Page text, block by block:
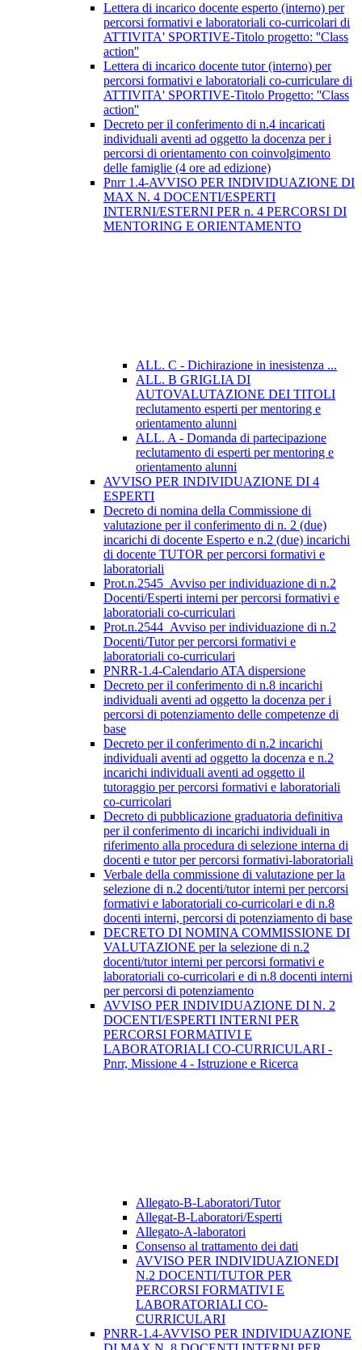
Lettera di incarico docente esperto (interno) per
percorsi formativi e laboratoriali co-curricolari di
ATTIVITA' SPORTIVE-Titolo progetto: ''Class
action''
Lettera di incarico docente tutor (interno) per
percorsi formativi e laboratoriali co-curriculare di
ATTIVITA' SPORTIVE-Titolo Progetto: ''Class
action''
Decreto per il conferimento di n.4 incaricati
individuali aventi ad oggetto la docenza per i
percorsi di orientamento con coinvolgimento
delle famiglie (4 ore ad edizione)
Pnrr 1.4-AVVISO PER INDIVIDUAZIONE DI
MAX N. 4 DOCENTI/ESPERTI
INTERNI/ESTERNI PER n. 4 PERCORSI DI
MENTORING E ORIENTAMENTO
ALL. C - Dichirazione in inesistenza ...
ALL. B GRIGLIA DI
AUTOVALUTAZIONE DEI TITOLI
reclutamento esperti per mentoring e
orientamento alunni
ALL. A - Domanda di partecipazione
reclutamento di esperti per mentoring e
orientamento alunni
AVVISO PER INDIVIDUAZIONE DI 4
ESPERTI
Decreto di nomina della Commissione di
valutazione per il conferimento di n. 2 (due)
incarichi di docente Esperto e n.2 (due) incarichi
di docente TUTOR per percorsi formativi e
laboratoriali
Prot.n.2545_Avviso per individuazione di n.2
Docenti/Esperti interni per percorsi formativi e
laboratoriali co-curriculari
Prot.n.2544_Avviso per individuazione di n.2
Docenti/Tutor per percorsi formativi e
laboratoriali co-curriculari
PNRR-1.4-Calendario ATA dispersione
Decreto per il conferimento di n.8 incarichi
individuali aventi ad oggetto la docenza per i
percorsi di potenziamento delle competenze di
base
Decreto per il conferimento di n.2 incarichi
individuali aventi ad oggetto la docenza e n.2
incarichi individuali aventi ad oggetto il
tutoraggio per percorsi formativi e laboratoriali
co-curricolari
Decreto di pubblicazione graduatoria definitiva
per il conferimento di incarichi individuali in
riferimento alla procedura di selezione interna di
docenti e tutor per percorsi formativi-laboratoriali
Verbale della commissione di valutazione per la
selezione di n.2 docenti/tutor interni per percorsi
formativi e laboratoriali co-curricolari e di n.8
docenti interni, percorsi di potenziamento di base
DECRETO DI NOMINA COMMISSIONE DI
VALUTAZIONE per la selezione di n.2
docenti/tutor interni per percorsi formativi e
laboratoriali co-curricolari e di n.8 docenti interni
per percorsi di potenziamento
AVVISO PER INDIVIDUAZIONE DI N. 2
DOCENTI/ESPERTI INTERNI PER
PERCORSI FORMATIVI E
LABORATORIALI CO-CURRICULARI -
Pnrr, Missione 4 - Istruzione e Ricerca
Allegato-B-Laboratori/Tutor
Allegat-B-Laboratori/Esperti
Allegato-A-laboratori
Consenso al trattamento dei dati
AVVISO PER INDIVIDUAZIONEDI
N.2 DOCENTI/TUTOR PER
PERCORSI FORMATIVI E
LABORATORIALI CO-
CURRICULARI
PNRR-1.4-AVVISO PER INDIVIDUAZIONE